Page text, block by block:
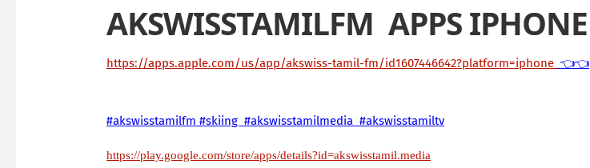
AKSWISSTAMILFM APPS IPHONE
https://apps.apple.com/us/app/akswiss-tamil-fm/id1607446642?platform=iphone 👈👈
#akswisstamilfm #skiing #akswisstamilmedia #akswisstamiltv
https://play.google.com/store/apps/details?id=akswisstamil.media